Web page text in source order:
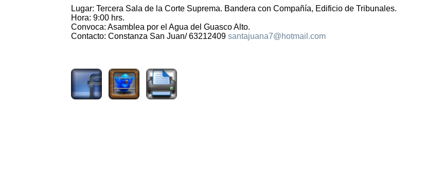
Lugar: Tercera Sala de la Corte Suprema. Bandera con Compañía, Edificio de Tribunales.
Hora: 9:00 hrs.
Convoca: Asamblea por el Agua del Guasco Alto.
Contacto: Constanza San Juan/ 63212409 santajuana7@hotmail.com